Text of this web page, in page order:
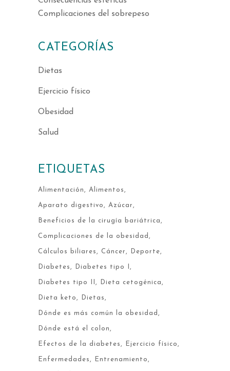
Complicaciones del sobrepeso
CATEGORÍAS
Dietas
Ejercicio físico
Obesidad
Salud
ETIQUETAS
Alimentación Alimentos
Aparato digestivo Azúcar
Beneficios de la cirugía bariátrica
Complicaciones de la obesidad
Cálculos biliares Cáncer Deporte
Diabetes Diabetes tipo I
Diabetes tipo II Dieta cetogénica
Dieta keto Dietas
Dónde es más común la obesidad
Dónde está el colon
Efectos de la diabetes Ejercicio físico
Enfermedades Entrenamiento